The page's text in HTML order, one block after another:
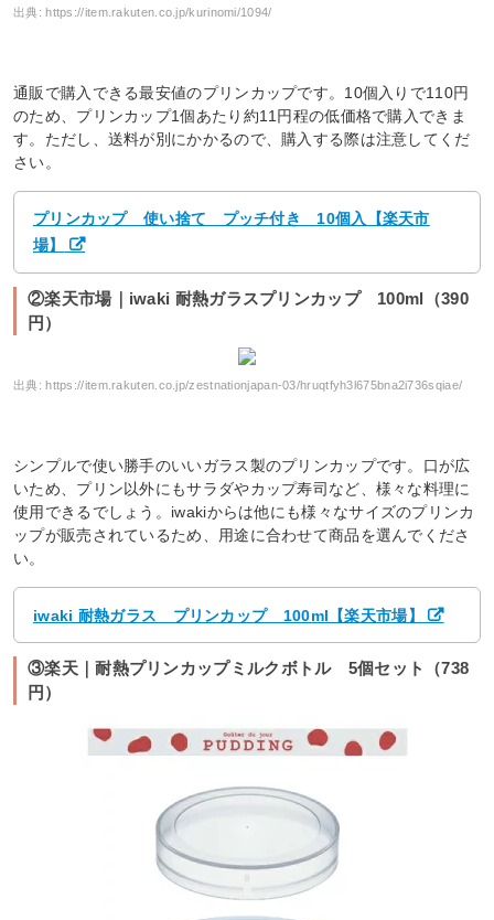
出典:https://item.rakuten.co.jp/kurinomi/1094/
通販で購入できる最安値のプリンカップです。10個入りで110円
のため、プリンカップ1個あたり約11円程の低価格で購入できま
す。ただし、送料が別にかかるので、購入する際は注意してくだ
さい。
プリンカップ 使い捨て プッチ付き 10個入【楽天市
場】
②楽天市場｜iwaki 耐熱ガラスプリンカップ 100ml（390
円）
出典:https://item.rakuten.co.jp/zestnationjapan-03/hruqtfyh3l675bna2i736sqiae/
シンプルで使い勝手のいいガラス製のプリンカップです。口が広
いため、プリン以外にもサラダやカップ寿司など、様々な料理に
使用できるでしょう。iwakiからは他にも様々なサイズのプリンカ
ップが販売されているため、用途に合わせて商品を選んでくださ
い。
iwaki 耐熱ガラス プリンカップ 100ml【楽天市場】
③楽天｜耐熱プリンカップミルクボトル 5個セット（738
円）